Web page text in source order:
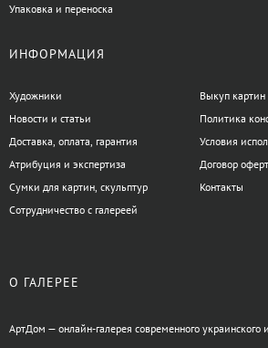
Упаковка и переноска
ИНФОРМАЦИЯ
Художники
Новости и статьи
Доставка, оплата, гарантия
Атрибуция и экспертиза
Сумки для картин, скульптур
Сотрудничество с галереей
Выкуп картин
Политика
Условия
Договор
Контакты
О ГАЛЕРЕЕ
АртДом — онлайн-галерея современного украинского